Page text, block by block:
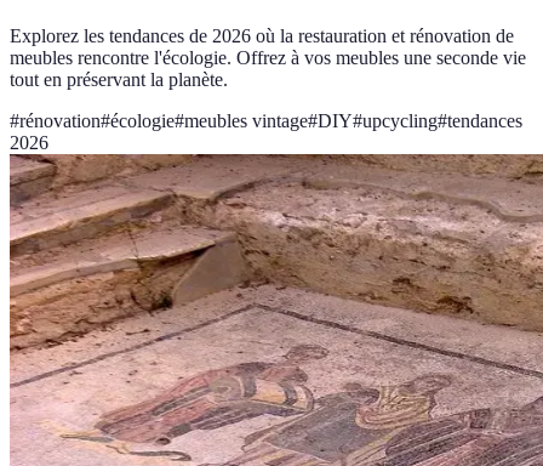
Explorez les tendances de 2026 où la restauration et rénovation de
meubles rencontre l'écologie. Offrez à vos meubles une seconde vie
tout en préservant la planète.
#rénovation#écologie#meubles vintage#DIY#upcycling#tendances
2026